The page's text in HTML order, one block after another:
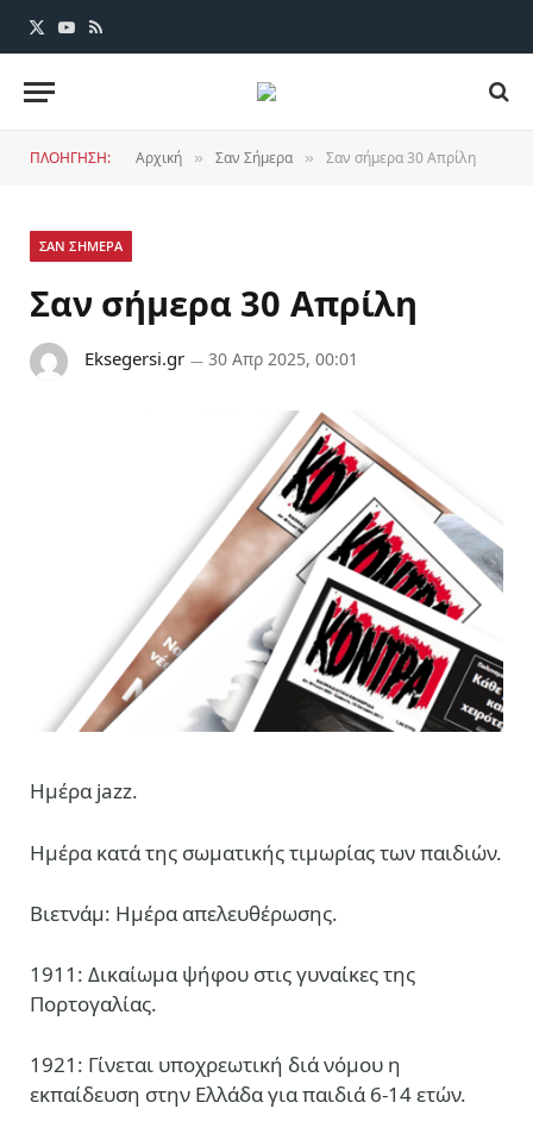
X
YouTube
RSS
ΠΛΟΗΓΗΣΗ: Αρχική » Σαν Σήμερα » Σαν σήμερα 30 Απρίλη
ΣΑΝ ΣΗΜΕΡΑ
Σαν σήμερα 30 Απρίλη
Eksegersi.gr 30 Απρ 2025, 00:01
Ημέρα jazz.
Ημέρα κατά της σωματικής τιμωρίας των παιδιών.
Βιετνάμ: Ημέρα απελευθέρωσης.
1911: Δικαίωμα ψήφου στις γυναίκες της
Πορτογαλίας.
1921: Γίνεται υποχρεωτική διά νόμου η
εκπαίδευση στην Ελλάδα για παιδιά 6-14 ετών.